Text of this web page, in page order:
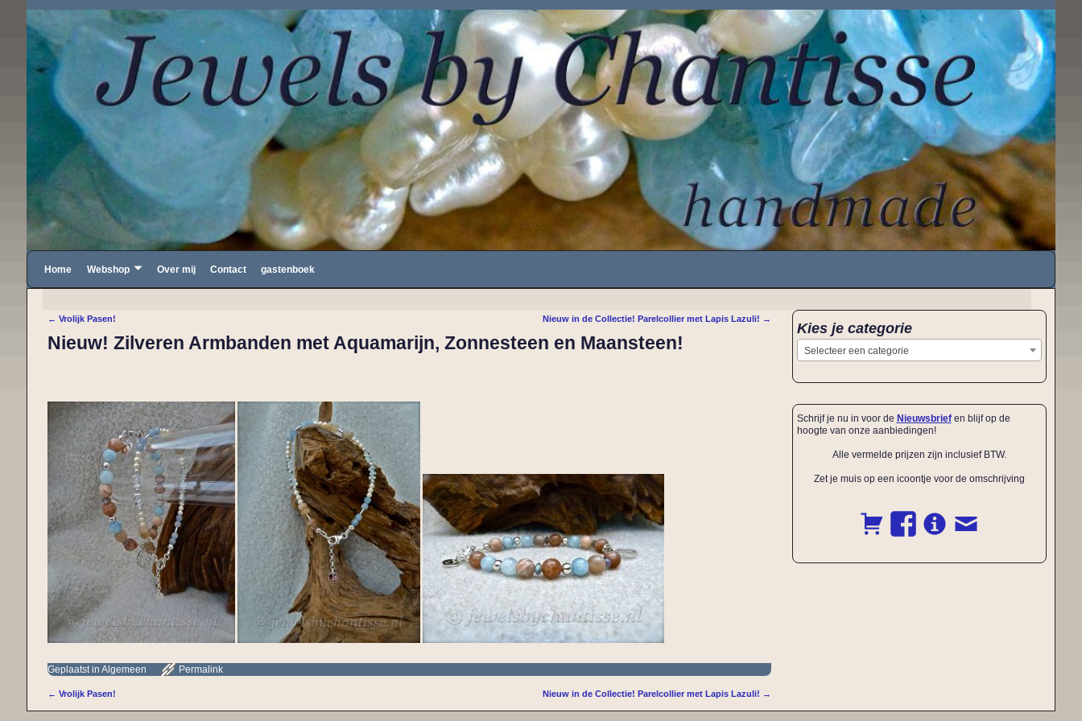
Home Webshop Over mij Contact gastenboek
Bericht navigatie
← Vrolijk Pasen! Nieuw in de Collectie! Parelcollier met Lapis Lazuli! →
Nieuw! Zilveren Armbanden met Aquamarijn, Zonnesteen en Maansteen!
Geplaatst in Algemeen Permalink
Bericht navigatie
← Vrolijk Pasen! Nieuw in de Collectie! Parelcollier met Lapis Lazuli! →
Kies je categorie
Selecteer een categorie
Schrijf je nu in voor de Nieuwsbriefen blijf op de
hoogte van onze aanbiedingen!
Alle vermelde prijzen zijn inclusief BTW.
Zet je muis op een icoontje voor de omschrijving